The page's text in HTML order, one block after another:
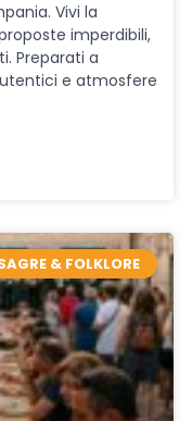
Vivi la
imperdibili,
Preparati a
e atmosfere
& FOLKLORE